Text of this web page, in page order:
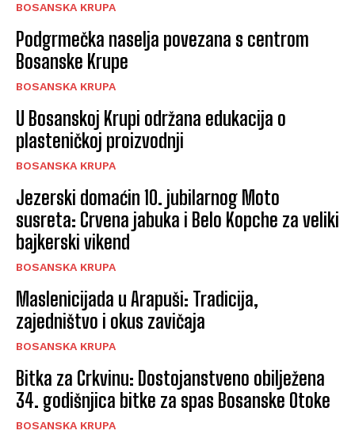
BOSANSKA KRUPA
Podgrmečka naselja povezana s centrom
Bosanske Krupe
BOSANSKA KRUPA
U Bosanskoj Krupi održana edukacija o
plasteničkoj proizvodnji
BOSANSKA KRUPA
Jezerski domaćin 10. jubilarnog Moto
susreta: Crvena jabuka i Belo Kopche za veliki
bajkerski vikend
BOSANSKA KRUPA
Maslenicijada u Arapuši: Tradicija,
zajedništvo i okus zavičaja
BOSANSKA KRUPA
Bitka za Crkvinu: Dostojanstveno obilježena
34. godišnjica bitke za spas Bosanske Otoke
BOSANSKA KRUPA